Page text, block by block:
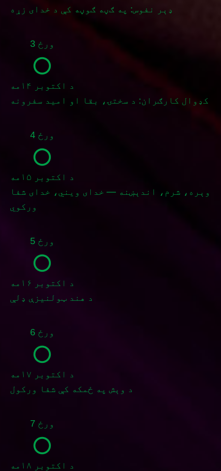
ډېر نفوس: په ګڼه ګوڼه کې د خدای زړه
ورځ 3
د اکتوبر ۱۴مه
کډوال کارګران: د سختۍ، بقا او امید سفرونه
ورځ 4
د اکتوبر ۱۵مه
وېره، شرم، اندېښنه — خدای ویني، خدای شفا
ورکوي
ورځ 5
د اکتوبر ۱۶مه
د هند ټولنیزې ډلې
ورځ 6
د اکتوبر ۱۷مه
د وېش په ځمکه کې شفا ورکول
ورځ 7
د اکتوبر ۱۸مه